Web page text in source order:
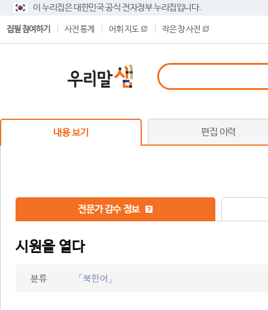
이 누리집은 대한민국 공식 전자정부 누리집입니다.
집필 참여하기 사전 통계 어휘 지도 작은 창 사전
내용 보기 편집 이력
전문가 감수 정보
시원을 열다
분류 「북한어」